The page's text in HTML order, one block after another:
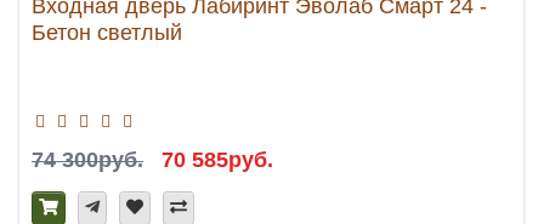
Входная дверь Лабиринт Эволаб Смарт 24 -
Бетон светлый
74 300руб. 70 585руб.